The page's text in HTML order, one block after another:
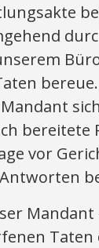
bereitete
vor
Mandant
Taten